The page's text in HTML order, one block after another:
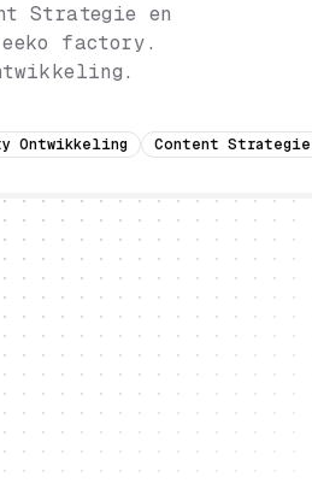
Strategie en
factory.
Ontwikkeling Content Strategie